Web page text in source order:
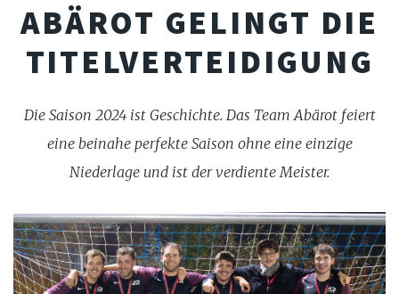
ABÄROT GELINGT DIE
TITELVERTEIDIGUNG
Die Saison 2024 ist Geschichte. Das Team Abärot feiert
eine beinahe perfekte Saison ohne eine einzige
Niederlage und ist der verdiente Meister.